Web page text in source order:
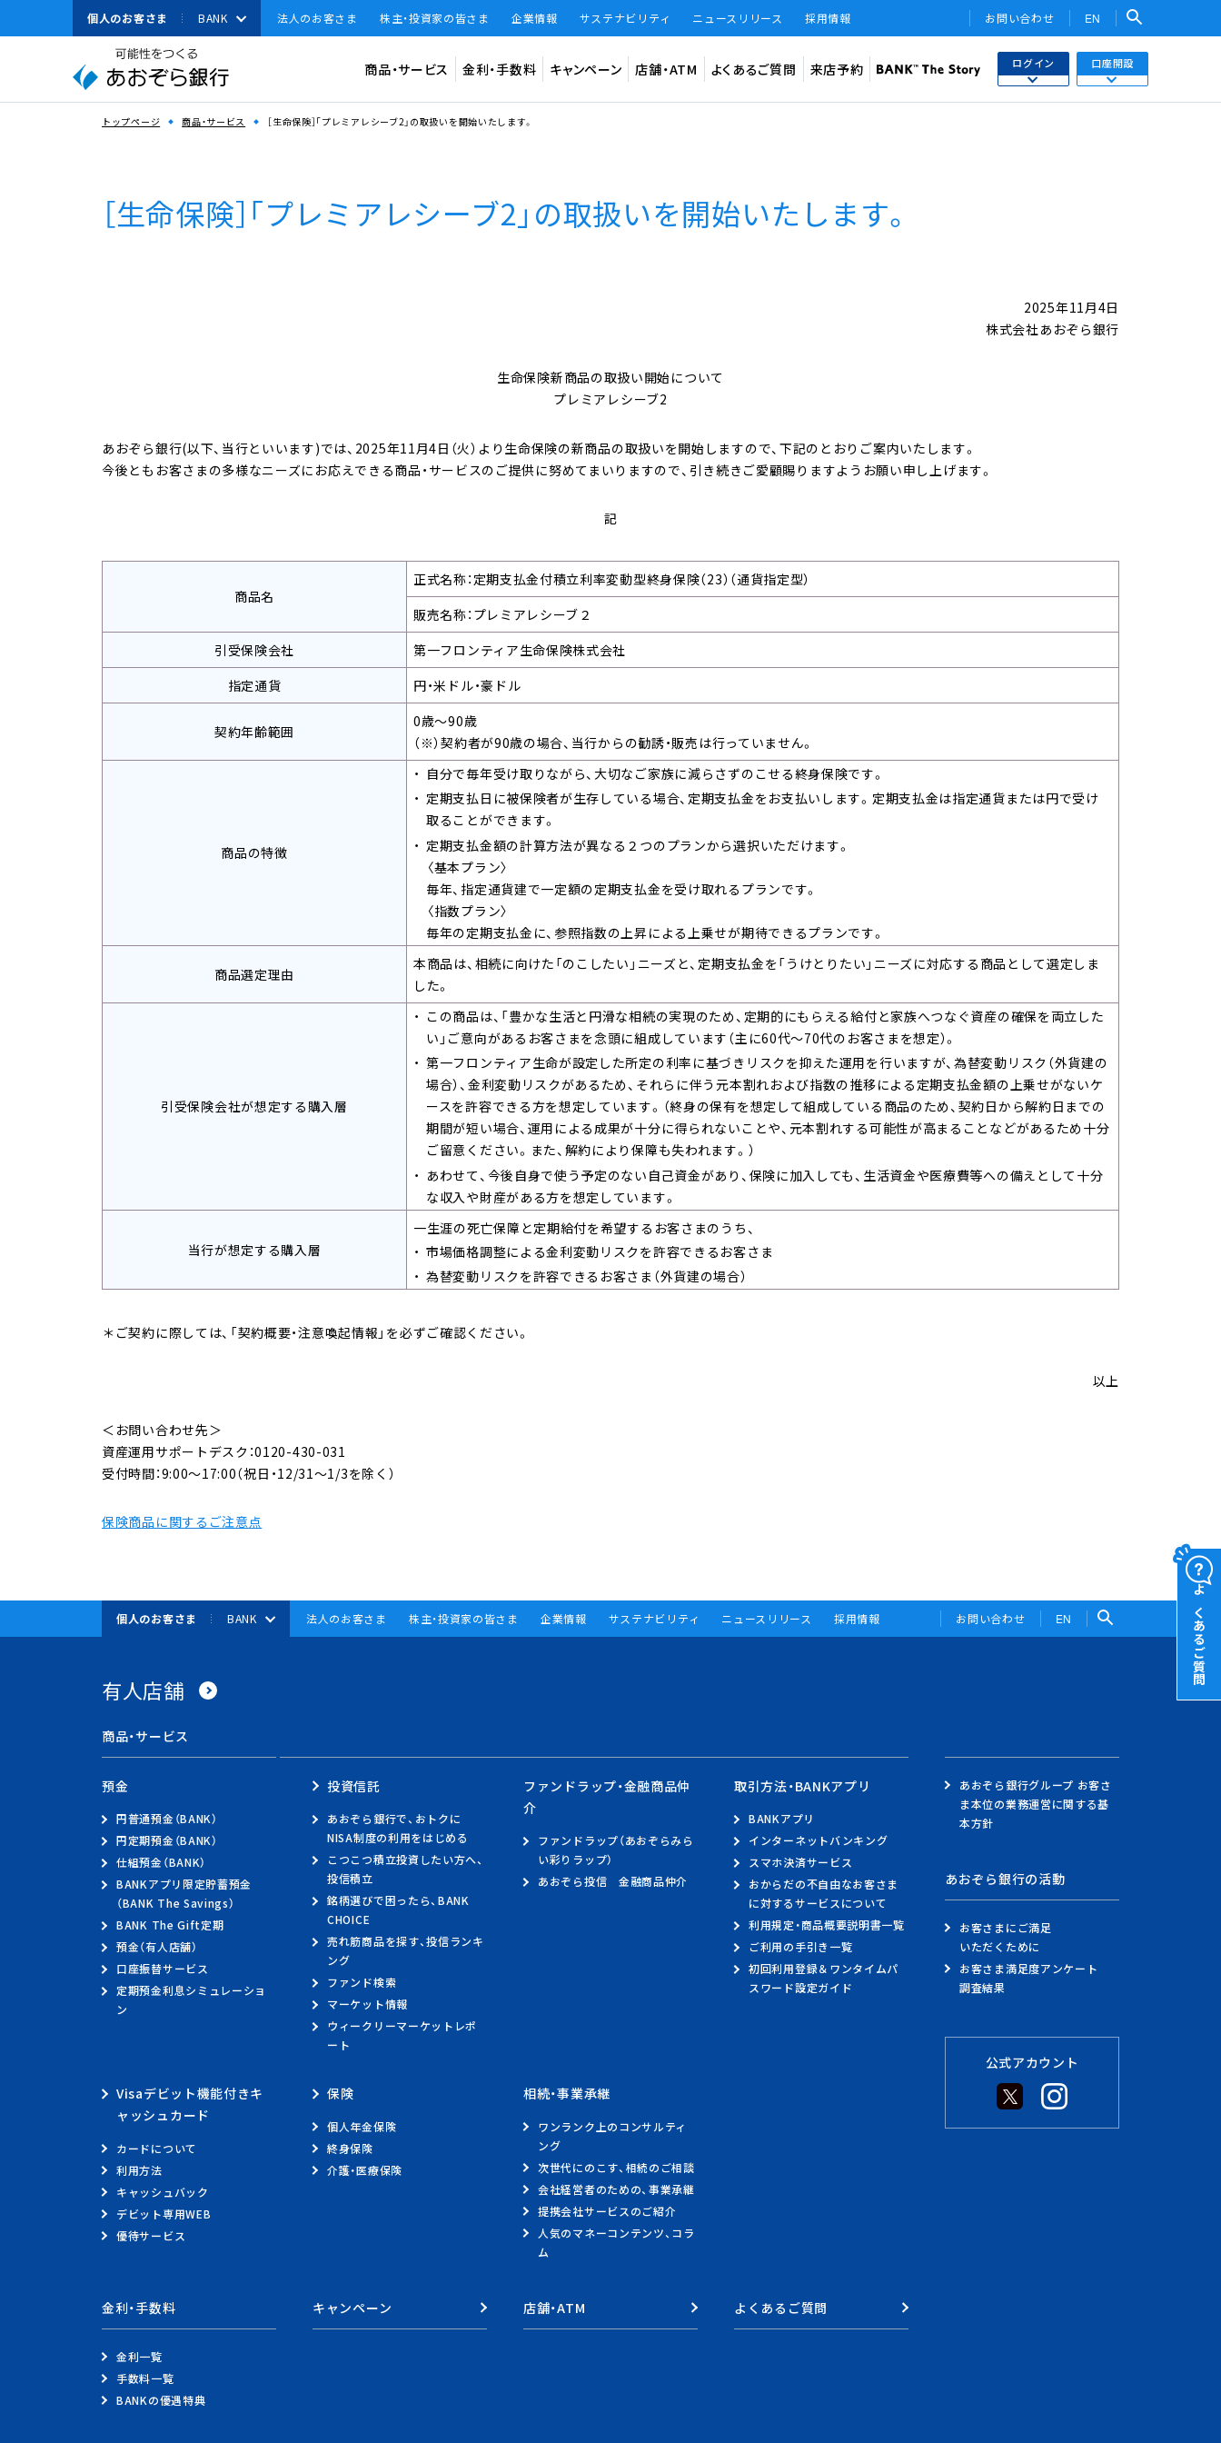
文
ャ
個人のお客さま BANK
有人店舗
法人のお客さま
法人のお客さまへのお知らせ
株主・投資家の皆さま 企業情報 サステナビリティ ニュースリリース 採用情報 お問い合わせ EN
検索
スペースで区切って複数語検索が可能です
よく見られている
取引確認用パスワード 振込手数料 振込限度額 振込手数料 無料回数 トークン
商品・サービス 金利・手数料 キャンペーン 店舗・ATM よくあるご質問 来店予約 ログイン 口座開設
あおぞら銀行 投資信託口座・NISA口座開設
円普通預金（BANK）
BANKアプリ限定貯蓄預金（BANK The Savings）
預金（有人店舗）
定期預金利息シミュレーション
トップページ 商品・サービス ［生命保険］｢プレミアレシーブ2」の取扱いを開始いたします。
［生命保険］｢プレミアレシーブ2」の取扱いを開始いたします。
2025年11月4日
株式会社あおぞら銀行
生命保険新商品の取扱い開始について
プレミアレシーブ2
あおぞら銀行(以下、当行といいます)では、2025年11月4日（火）より生命保険の新商品の取扱いを開始しますので、下記のとおりご案内いたします。
今後ともお客さまの多様なニーズにお応えできる商品・サービスのご提供に努めてまいりますので、引き続きご愛顧賜りますようお願い申し上げます。
記
商品名
正式名称：定期支払金付積立利率変動型終身保険（23）（通貨指定型）
販売名称：プレミアレシーブ２
引受保険会社
第一フロンティア生命保険株式会社
指定通貨
円・米ドル・豪ドル
契約年齢範囲
0歳～90歳
（※）契約者が90歳の場合、当行からの勧誘・販売は行っていません。
商品の特徴
自分で毎年受け取りながら、大切なご家族に減らさずのこせる終身保険です。
定期支払日に被保険者が生存している場合、定期支払金をお支払いします。定期支払金は指定通貨または円で受け
取ることができます。
定期支払金額の計算方法が異なる２つのプランから選択いただけます。
〈基本プラン〉
毎年、指定通貨建で一定額の定期支払金を受け取れるプランです。
〈指数プラン〉
毎年の定期支払金に、参照指数の上昇による上乗せが期待できるプランです。
商品選定理由
本商品は、相続に向けた「のこしたい」ニーズと、定期支払金を「うけとりたい」ニーズに対応する商品として選定しま
した。
引受保険会社が想定する購入層
この商品は、「豊かな生活と円滑な相続の実現のため、定期的にもらえる給付と家族へつなぐ資産の確保を両立した
い」ご意向があるお客さまを念頭に組成しています（主に60代～70代のお客さまを想定）。
第一フロンティア生命が設定した所定の利率に基づきリスクを抑えた運用を行いますが、為替変動リスク（外貨建の
場合）、金利変動リスクがあるため、それらに伴う元本割れおよび指数の推移による定期支払金額の上乗せがないケ
ースを許容できる方を想定しています。（終身の保有を想定して組成している商品のため、契約日から解約日までの
期間が短い場合、運用による成果が十分に得られないことや、元本割れする可能性が高まることなどがあるため十分
ご留意ください。また、解約により保障も失われます。）
あわせて、今後自身で使う予定のない自己資金があり、保険に加入しても、生活資金や医療費等への備えとして十分
な収入や財産がある方を想定しています。
当行が想定する購入層
一生涯の死亡保障と定期給付を希望するお客さまのうち、
市場価格調整による金利変動リスクを許容できるお客さま
為替変動リスクを許容できるお客さま（外貨建の場合）
＊ご契約に際しては、「契約概要・注意喚起情報」を必ずご確認ください。
以上
＜お問い合わせ先＞
資産運用サポートデスク：0120-430-031
受付時間：9:00～17:00（祝日・12/31～1/3を除く）
保険商品に関するご注意点
よくあるご質問
個人のお客さま BANK 法人のお客さま
その他ソリューション
法人のお客さまへのお知らせ
株主・投資家の皆さま 企業情報 サステナビリティ ニュースリリース 採用情報 お問い合わせ EN
よく見られている
キーワード
ワンタイムパスワード
機種変更
有人店舗
商品・サービス
預金
円普通預金（BANK）
円定期預金（BANK）
仕組預金（BANK）
BANKアプリ限定貯蓄預金
（BANK The Savings）
BANK The Gift定期
預金（有人店舗）
口座振替サービス
定期預金利息シミュレーショ
ン
投資信託
あおぞら銀行で、おトクに
NISA制度の利用をはじめる
こつこつ積立投資したい方へ、
投信積立
銘柄選びで困ったら、BANK
CHOICE
売れ筋商品を探す、投信ランキ
ング
ファンド検索
マーケット情報
ウィークリーマーケットレポ
ート
ファンドラップ・金融商品仲
介
ファンドラップ（あおぞらみら
い彩りラップ）
あおぞら投信 金融商品仲介
取引方法・BANKアプリ
BANKアプリ
インターネットバンキング
スマホ決済サービス
おからだの不自由なお客さま
に対するサービスについて
利用規定・商品概要説明書一覧
ご利用の手引き一覧
初回利用登録＆ワンタイムパ
スワード設定ガイド
Visaデビット機能付きキ
ャッシュカード
カードについて
利用方法
キャッシュバック
デビット専用WEB
優待サービス
保険
個人年金保険
終身保険
介護・医療保険
相続・事業承継
ワンランク上のコンサルティ
ング
次世代にのこす、相続のご相談
会社経営者のための、事業承継
提携会社サービスのご紹介
人気のマネーコンテンツ、コラ
ム
金利・手数料
金利一覧
手数料一覧
BANKの優遇特典
キャンペーン 店舗・ATM よくあるご質問
あおぞら銀行グループ お客さ
ま本位の業務運営に関する基
本方針
あおぞら銀行の活動
お客さまにご満足
いただくために
お客さま満足度アンケート
調査結果
公式アカウント